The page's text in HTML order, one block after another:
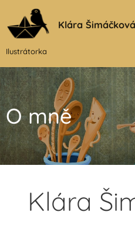
Klára Šimáčková
Ilustrátorka
O mně
Klára